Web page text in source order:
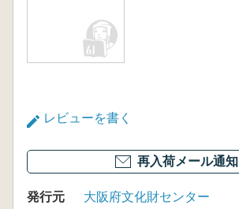
レビューを書く
再入荷メール通知
発行元
大阪府文化財センター